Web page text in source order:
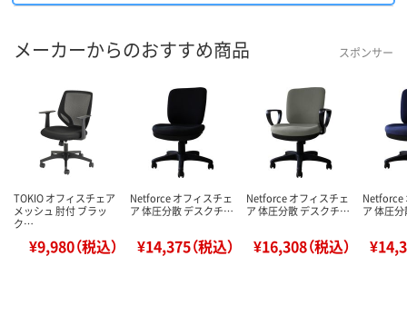
メーカーからのおすすめ商品 スポンサー
TOKIO オフィスチェア
メッシュ 肘付 ブラッ
ク…
¥9,980（税込）
Netforce オフィスチェ
ア 体圧分散 デスクチ…
¥14,375（税込）
Netforce オフィスチェ
ア 体圧分散 デスクチ…
¥16,308（税込）
Netforce
ア 体圧